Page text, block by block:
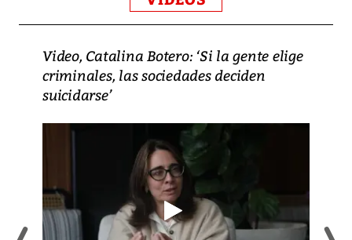
Video, Catalina Botero: ‘Si la gente elige
criminales, las sociedades deciden
suicidarse’